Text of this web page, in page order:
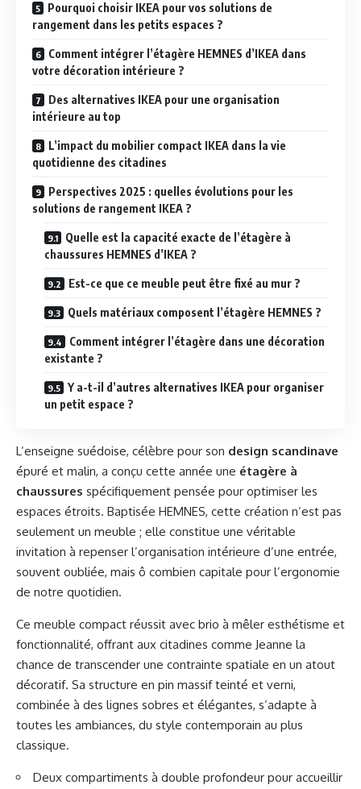
Pourquoi choisir IKEA pour vos solutions de
rangement dans les petits espaces ?
Comment intégrer l’étagère HEMNES d’IKEA dans
votre décoration intérieure ?
Des alternatives IKEA pour une organisation
intérieure au top
L’impact du mobilier compact IKEA dans la vie
quotidienne des citadines
Perspectives 2025 : quelles évolutions pour les
solutions de rangement IKEA ?
Quelle est la capacité exacte de l’étagère à
chaussures HEMNES d’IKEA ?
Est-ce que ce meuble peut être fixé au mur ?
Quels matériaux composent l’étagère HEMNES ?
Comment intégrer l’étagère dans une décoration
existante ?
Y a-t-il d’autres alternatives IKEA pour organiser
un petit espace ?
L’enseigne suédoise, célèbre pour son design scandinave
épuré et malin, a conçu cette année une étagère à
chaussures spécifiquement pensée pour optimiser les
espaces étroits. Baptisée HEMNES, cette création n’est pas
seulement un meuble ; elle constitue une véritable
invitation à repenser l’organisation intérieure d’une entrée,
souvent oubliée, mais ô combien capitale pour l’ergonomie
de notre quotidien.
Ce meuble compact réussit avec brio à mêler esthétisme et
fonctionnalité, offrant aux citadines comme Jeanne la
chance de transcender une contrainte spatiale en un atout
décoratif. Sa structure en pin massif teinté et verni,
combinée à des lignes sobres et élégantes, s’adapte à
toutes les ambiances, du style contemporain au plus
classique.
Deux compartiments à double profondeur pour accueillir